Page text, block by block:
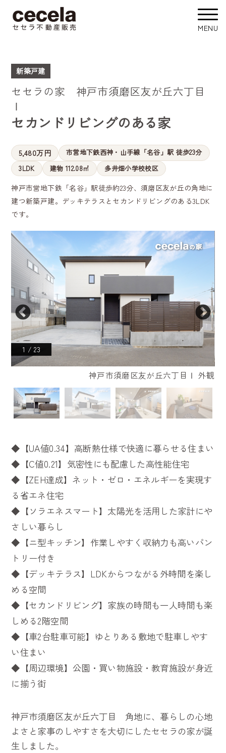
新築戸建
セセラの家 神戸市須磨区友が丘六丁目
Ⅰ
セカンドリビングのある家
5,480万円
市営地下鉄西神・山手線「名谷」駅 徒歩23分
3LDK
建物 112.08㎡ 多井畑小学校校区
神戸市営地下鉄「名谷」駅徒歩約23分、須磨区友が丘の角地に
建つ新築戸建。デッキテラスとセカンドリビングのある3LDK
です。
神戸市須磨区友が丘六丁目Ⅰ 外観
1 /23
◆【UA値0.34】高断熱仕様で快適に暮らせる住まい
◆【C値0.21】気密性にも配慮した高性能住宅
◆【ZEH達成】ネット・ゼロ・エネルギーを実現す
る省エネ住宅
◆【ソラエネスマート】太陽光を活用した家計にや
さしい暮らし
◆【ニ型キッチン】作業しやすく収納力も高いパン
トリー付き
◆【デッキテラス】LDKからつながる外時間を楽し
める空間
◆【セカンドリビング】家族の時間も一人時間も楽
しめる2階空間
◆【車2台駐車可能】ゆとりある敷地で駐車しやす
い住まい
◆【周辺環境】公園・買い物施設・教育施設が身近
に揃う街
神戸市須磨区友が丘六丁目 角地に、暮らしの心地
よさと家事のしやすさを大切にしたセセラの家が誕
生しました。